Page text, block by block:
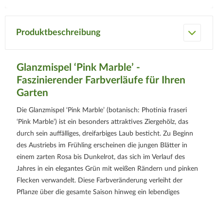
Produktbeschreibung
Glanzmispel ‘Pink Marble’ -
Faszinierender Farbverläufe für Ihren
Garten
Die Glanzmispel ‘Pink Marble’ (botanisch: Photinia fraseri
‘Pink Marble’) ist ein besonders attraktives Ziergehölz, das
durch sein auffälliges, dreifarbiges Laub besticht. Zu Beginn
des Austriebs im Frühling erscheinen die jungen Blätter in
einem zarten Rosa bis Dunkelrot, das sich im Verlauf des
Jahres in ein elegantes Grün mit weißen Rändern und pinken
Flecken verwandelt. Diese Farbveränderung verleiht der
Pflanze über die gesamte Saison hinweg ein lebendiges